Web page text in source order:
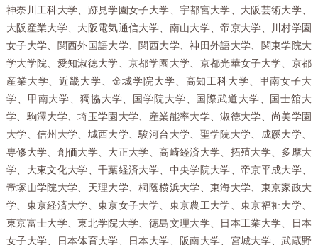
神奈川工科大学、跡見学園女子大学、宇都宮大学、大阪芸術大学、
大阪産業大学、大阪電気通信大学、南山大学、帝京大学、川村学園
女子大学、関西外国語大学、関西大学、神田外語大学、関東学院大
学大学院、愛知淑徳大学、京都学園大学、京都光華女子大学、京都
産業大学、近畿大学、金城学院大学、高知工科大学、甲南女子大
学、甲南大学、獨協大学、国学院大学、国際武道大学、国士舘大
学、駒澤大学、埼玉学園大学、産業能率大学、淑徳大学、尚美学園
大学、信州大学、城西大学、駿河台大学、聖学院大学、成蹊大学、
専修大学、創価大学、大正大学、高崎経済大学、拓殖大学、多摩大
学、大東文化大学、千葉経済大学、中央学院大学、帝京平成大学、
帝塚山学院大学、天理大学、桐蔭横浜大学、東海大学、東京家政大
学、東京経済大学、東京女子大学、東京農工大学、東京福祉大学、
東京富士大学、東北学院大学、徳島文理大学、日本工業大学、日本
女子大学、日本体育大学、日本大学、阪南大学、宮城大学、武蔵野